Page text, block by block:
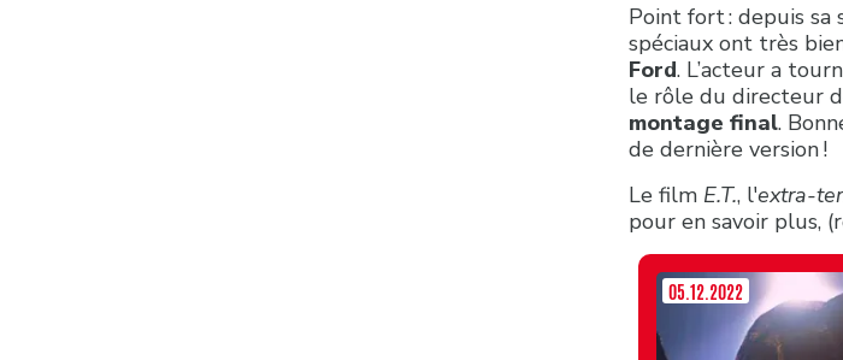
Point fort : depuis
spéciaux ont très
Ford. L’acteur a
le rôle du directeur
montage final.
de dernière version !
Le film E.T., l'extra-
pour en savoir plus,
05.12.2022